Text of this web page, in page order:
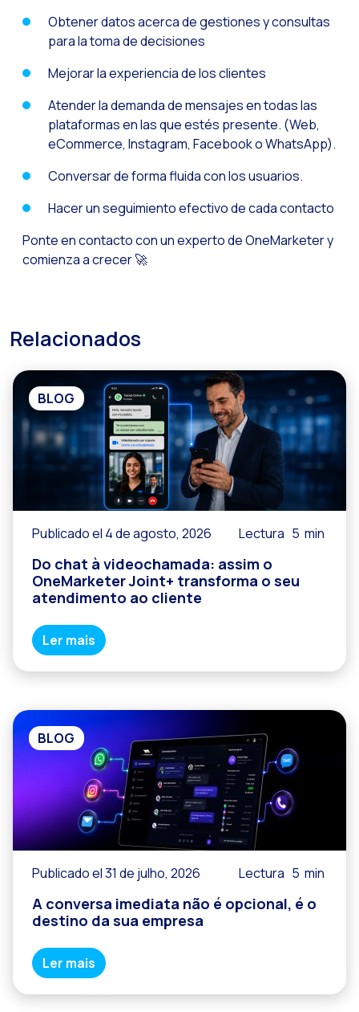
Obtener datos acerca de gestiones y consultas
para la toma de decisiones
Mejorar la experiencia de los clientes
Atender la demanda de mensajes en todas las
plataformas en las que estés presente. (Web,
eCommerce, Instagram, Facebook o WhatsApp).
Conversar de forma fluida con los usuarios.
Hacer un seguimiento efectivo de cada contacto
Ponte en contacto con un experto de OneMarketer y
comienza a crecer 🚀
Relacionados
BLOG
Publicado el 4 de agosto, 2026 Lectura 5 min
Do chat à videochamada: assim o
OneMarketer Joint+ transforma o seu
atendimento ao cliente
Ler mais
BLOG
Publicado el 31 de julho, 2026 Lectura 5 min
A conversa imediata não é opcional, é o
destino da sua empresa
Ler mais